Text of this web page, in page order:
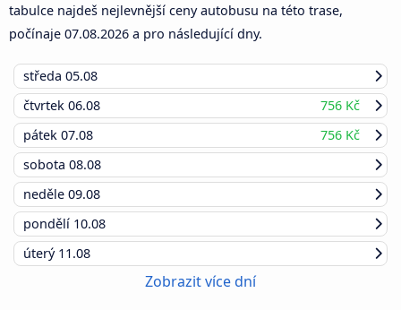
tabulce najdeš nejlevnější ceny autobusu na této trase,
počínaje 07.08.2026 a pro následující dny.
středa 05.08
čtvrtek 06.08
756 Kč
pátek 07.08
756 Kč
sobota 08.08
neděle 09.08
pondělí 10.08
úterý 11.08
Zobrazit více dní